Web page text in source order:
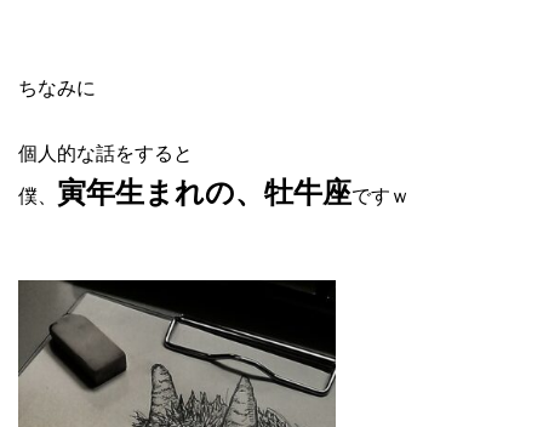
ちなみに
個人的な話をすると
僕、 寅年生まれの、牡牛座ですｗ